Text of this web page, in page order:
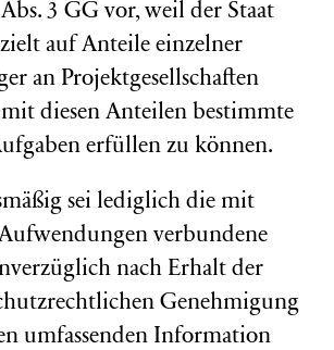
3 GG vor, weil der Staat
auf Anteile einzelner
an Projektgesellschaften
diesen Anteilen bestimmte
erfüllen zu können.
sei lediglich die mit
verbundene
nach Erhalt der
Genehmigung
umfassenden Information